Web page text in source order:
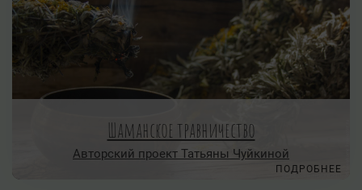
Шаманское травничество
Авторский проект Татьяны Чуйкиной
ПОДРОБНЕЕ